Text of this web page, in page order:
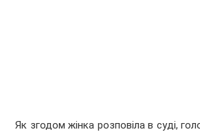
Як згодом жінка розповіла в суді,